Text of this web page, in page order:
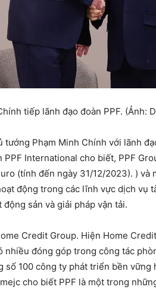
tiếp lãnh đạo đoàn PPF. (Ảnh:
tướng Phạm Minh Chính với lãnh
PPF International cho biết, PPF
(tính đến ngày 31/12/2023). ) và
động trong các lĩnh vực dịch vụ
sản và giải pháp vận tải.
Credit Group. Hiện Home
nhiều đóng góp trong công tác
số 100 công ty phát triển bền vững
cho biết PPF là một trong